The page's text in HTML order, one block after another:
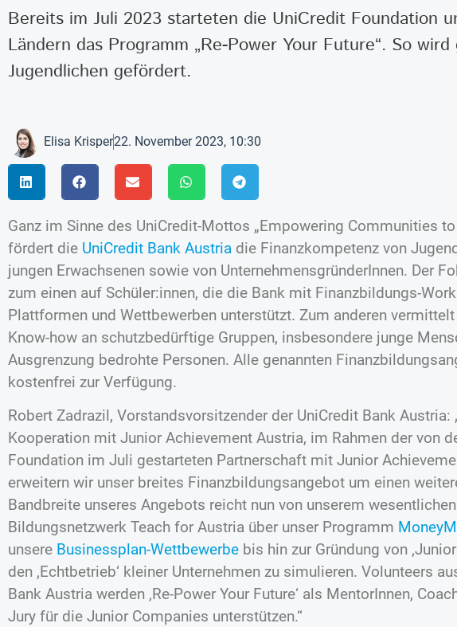
Bereits im Juli 2023 starteten die UniCredit Foundation
Ländern das Programm „Re-Power Your Future“. So
Jugendlichen gefördert.
Elisa Krisper22. November 2023, 10:30
Ganz im Sinne des UniCredit-Mottos „Empowering Communities
fördert die UniCredit Bank Austria die Finanzkompetenz von
jungen Erwachsenen sowie von UnternehmensgründerInnen. Der
zum einen auf Schüler:innen, die die Bank mit Finanzbildungs-
Plattformen und Wettbewerben unterstützt. Zum anderen
Know-how an schutzbedürftige Gruppen, insbesondere junge
Ausgrenzung bedrohte Personen. Alle genannten
kostenfrei zur Verfügung.
Robert Zadrazil, Vorstandsvorsitzender der UniCredit Bank Austria:
Kooperation mit Junior Achievement Austria, im Rahmen der von
Foundation im Juli gestarteten Partnerschaft mit Junior
erweitern wir unser breites Finanzbildungsangebot um einen
Bandbreite unseres Angebots reicht nun von unserem
Bildungsnetzwerk Teach for Austria über unser Programm
unsere Businessplan-Wettbewerbe bis hin zur Gründung von
den ‚Echtbetrieb‘ kleiner Unternehmen zu simulieren. Volunteers
Bank Austria werden ‚Re-Power Your Future‘ als MentorInnen,
Jury für die Junior Companies unterstützen.“